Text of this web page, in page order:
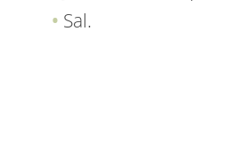
Sal.